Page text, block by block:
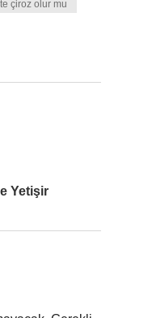
çiroz olur mu
Yetişir